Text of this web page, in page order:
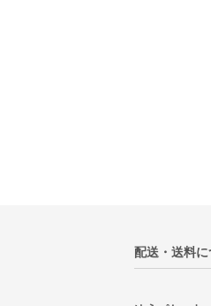
配送・送料に